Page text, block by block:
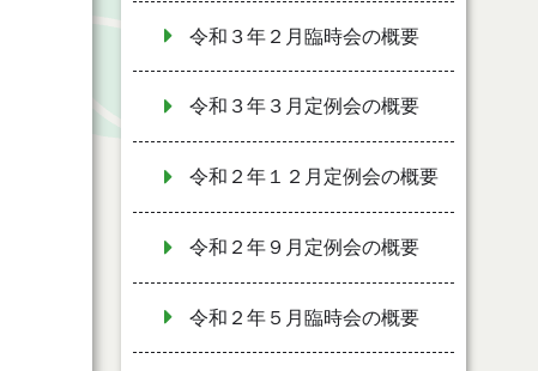
令和３年２月臨時会の概要
令和３年３月定例会の概要
令和２年１２月定例会の概要
令和２年９月定例会の概要
令和２年５月臨時会の概要